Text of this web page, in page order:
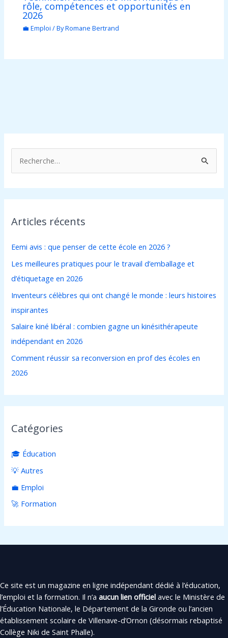
rôle, compétences et opportunités en
2026
💼 Emploi / ByRomane Bertrand
e
c
h
e
r
:
Articles récents
Eemi avis : que penser de cette école en 2026 ?
Les meilleures pratiques pour le travail d’emballage et
d’étiquetage en 2026
Inventeurs célèbres qui ont changé le monde : leurs histoires
inspirantes
Salaire kiné libéral : combien gagne un kinésithérapeute
indépendant en 2026
Comment réussir sa reconversion en prof des écoles en
2026
Catégories
🎓 Éducation
💡 Autres
💼 Emploi
🚀 Formation
Ce site est un magazine en ligne indépendant dédié à l’éducation,
l’emploi et la formation. Il n’a aucun lien officiel avec le Ministère de
l’Éducation Nationale, le Département de la Gironde ou l’ancien
établissement scolaire de Villenave-d’Ornon (désormais rebaptisé
Collège Niki de Saint Phalle).